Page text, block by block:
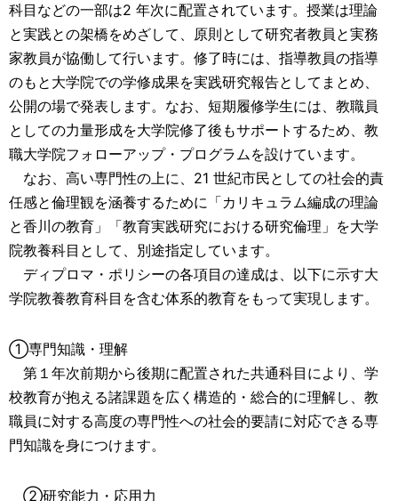
科目などの一部は2 年次に配置されています。授業は理論
と実践との架橋をめざして、原則として研究者教員と実務
家教員が協働して行います。修了時には、指導教員の指導
のもと大学院での学修成果を実践研究報告としてまとめ、
公開の場で発表します。なお、短期履修学生には、教職員
としての力量形成を大学院修了後もサポートするため、教
職大学院フォローアップ・プログラムを設けています。
なお、高い専門性の上に、21 世紀市民としての社会的責
任感と倫理観を涵養するために「カリキュラム編成の理論
と香川の教育」「教育実践研究における研究倫理」を大学
院教養科目として、別途指定しています。
ディプロマ・ポリシーの各項目の達成は、以下に示す大
学院教養教育科目を含む体系的教育をもって実現します。
①専門知識・理解
第１年次前期から後期に配置された共通科目により、学
校教育が抱える諸課題を広く構造的・総合的に理解し、教
職員に対する高度の専門性への社会的要請に対応できる専
門知識を身につけます。
②研究能力・応用力